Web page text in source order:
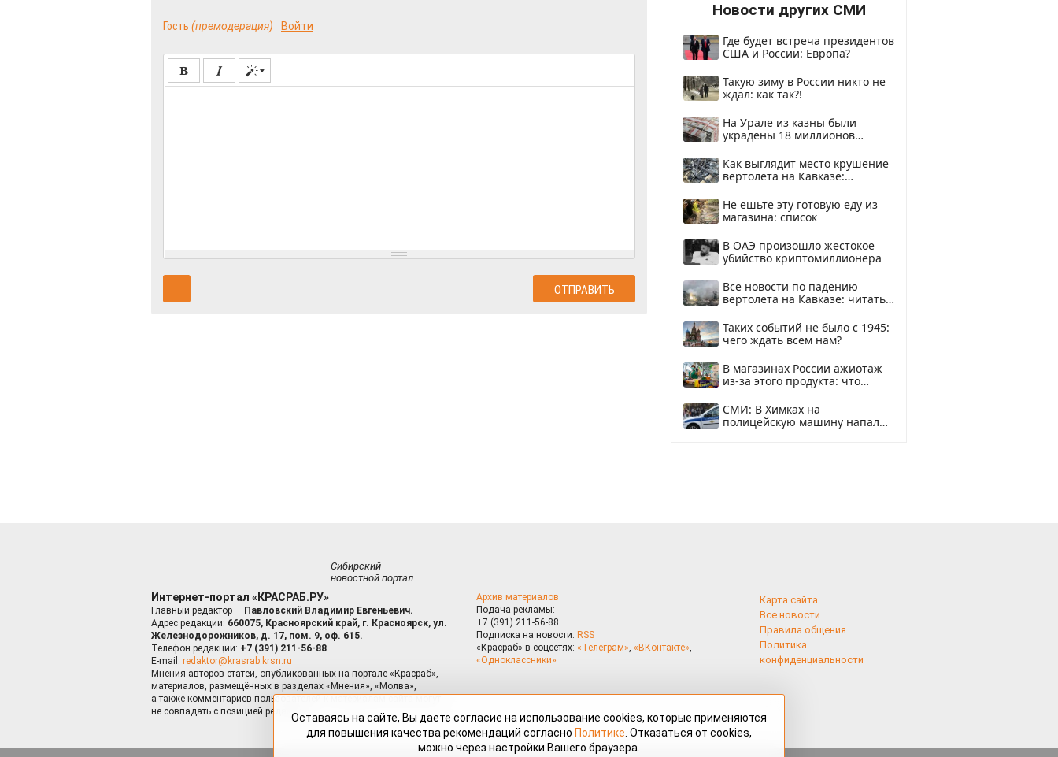
Гость (премодерация) Войти
Новости других СМИ
Где будет встреча президентов
США и России: Европа?
Такую зиму в России никто не
ждал: как так?!
На Урале из казны были
украдены 18 миллионов
Как выглядит место крушение
вертолета на Кавказе:
Не ешьте эту готовую еду из
магазина: список
В ОАЭ произошло жестокое
убийство криптомиллионера
Все новости по падению
вертолета на Кавказе: читать
Таких событий не было с 1945:
чего ждать всем нам?
В магазинах России ажиотаж
из-за этого продукта: что
СМИ: В Химках на
полицейскую машину напали
Сибирский
новостной портал
Интернет-портал «КРАСРАБ.РУ»
Главный редактор — Павловский Владимир Евгеньевич.
Адрес редакции: 660075, Красноярский край, г. Красноярск, ул.
Железнодорожников, д. 17, пом. 9, оф. 615.
Телефон редакции: +7 (391) 211-56-88
E-mail: redaktor@krasrab.krsn.ru
Мнения авторов статей, опубликованных на портале «Красраб»,
материалов, размещённых в разделах «Мнения», «Молва»,
а также комментариев пользователей к материалам сайта могут
не совпадать с позицией редакции.
Архив материалов
Подача рекламы:
+7 (391) 211-56-88
Подписка на новости: RSS
«Красраб» в соцсетях: «Телеграм», «ВКонтакте»,
«Одноклассники»
Карта сайта
Все новости
Правила общения
Политика
конфиденциальности
Оставаясь на сайте, Вы даете согласие на использование cookies, которые применяются
для повышения качества рекомендаций согласно Политике . Отказаться от cookies,
можно через настройки Вашего браузера.